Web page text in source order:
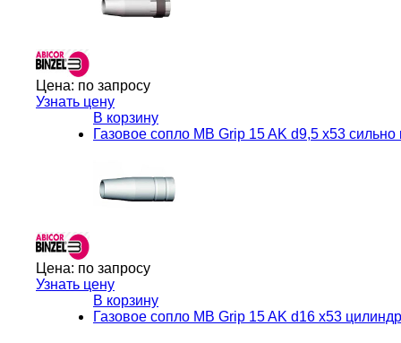
Цена: по запросу
Узнать цену
В корзину
Газовое сопло MB Grip 15 AK d9,5 x53
Цена: по запросу
Узнать цену
В корзину
Газовое сопло MB Grip 15 AK d16 x53